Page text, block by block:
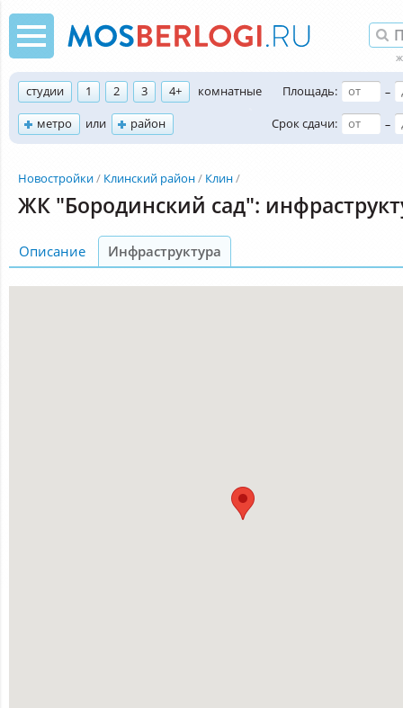
студии 1 2 3 4+
комнатные
метро
или район
Площадь:
–
Срок сдачи:
–
Новостройки Клинский район Клин
ЖК "Бородинский сад":
Описание Инфраструктура